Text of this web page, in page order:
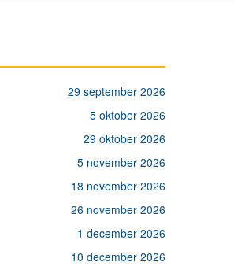
29 september 2026
5 oktober 2026
29 oktober 2026
5 november 2026
18 november 2026
26 november 2026
1 december 2026
10 december 2026